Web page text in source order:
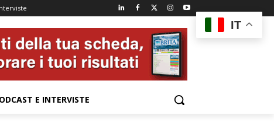
E INTERVISTE
IT